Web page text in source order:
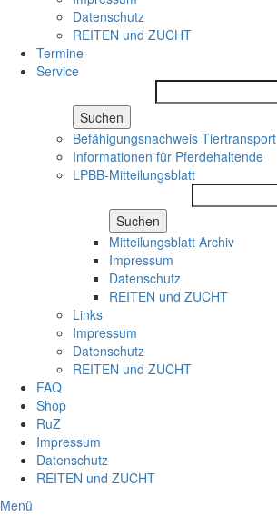
Datenschutz
REITEN und ZUCHT
Termine
Service
Suchen
Befähigungsnachweis Tiertransport
Informationen für Pferdehaltende
LPBB-Mitteilungsblatt
Suchen
Mitteilungsblatt Archiv
Impressum
Datenschutz
REITEN und ZUCHT
Links
Impressum
Datenschutz
REITEN und ZUCHT
FAQ
Shop
RuZ
Impressum
Datenschutz
REITEN und ZUCHT
Menü